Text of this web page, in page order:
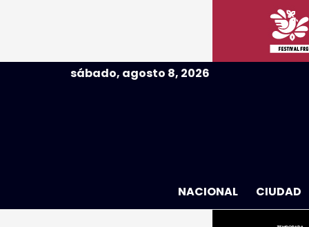
sábado, agosto 8, 2026
NACIONAL CIUDAD